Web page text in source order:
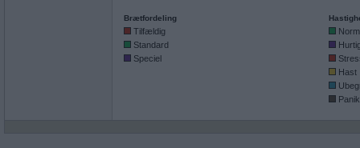
Brætfordeling
Tilfældig
Standard
Speciel
Hast